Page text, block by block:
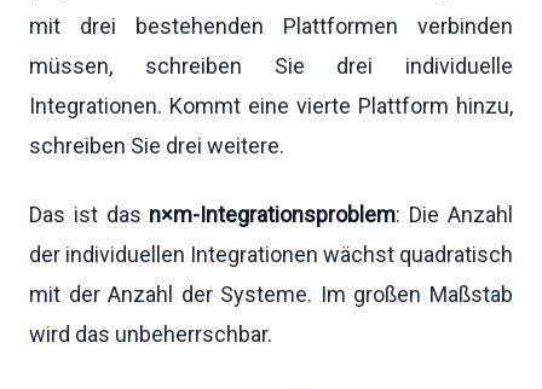
mit drei bestehenden Plattformen verbinden
müssen, schreiben Sie drei individuelle
Integrationen. Kommt eine vierte Plattform hinzu,
schreiben Sie drei weitere.
Das ist das n×m-Integrationsproblem: Die Anzahl
der individuellen Integrationen wächst quadratisch
mit der Anzahl der Systeme. Im großen Maßstab
wird das unbeherrschbar.